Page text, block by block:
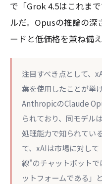
で「Grok 4.5はこれま
ルだ。Opusの推論の
ードと低価格を兼ね備
注目すべき点として、
葉を使用したことが挙
AnthropicのClaude
られており、同モデル
処理能力で知られてい
て、xAIは市場に対し
線"のチャットボット
ットフォームである」